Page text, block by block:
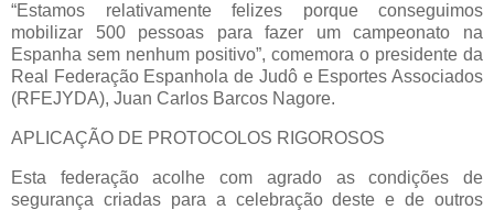
“Estamos relativamente felizes porque conseguimos
mobilizar 500 pessoas para fazer um campeonato na
Espanha sem nenhum positivo”, comemora o presidente da
Real Federação Espanhola de Judô e Esportes Associados
(RFEJYDA), Juan Carlos Barcos Nagore.
APLICAÇÃO DE PROTOCOLOS RIGOROSOS
Esta federação acolhe com agrado as condições de
segurança criadas para a celebração deste e de outros